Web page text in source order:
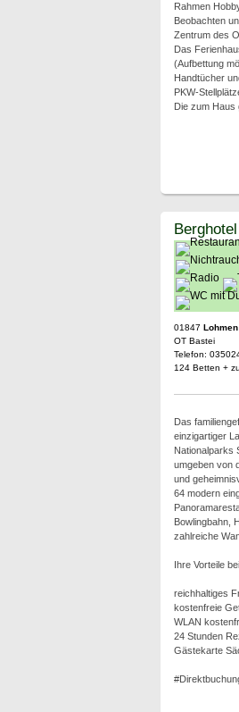
Rahmen
Beobachten
Zentrum des
Das
(Aufbettung
Handtücher
PKW-
Die zum Haus
01847 Lohmen
OT Bastei
Telefon:
124 Betten +
Das
einzigartiger
Nationalparks
umgeben von
und
64 modern
Bowlingbahn,
zahlreiche
Ihre Vorteile
reichhaltiges
kostenfreie
WLAN
24 Stunden
Gästekarte